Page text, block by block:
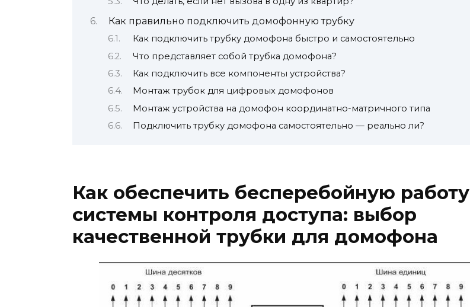
Как правильно подключить домофонную трубку
Как подключить трубку домофона быстро и самостоятельно
Что представляет собой трубка домофона?
Как подключить все компоненты устройства?
Монтаж трубок для цифровых домофонов
Монтаж устройства на домофон координатно-матричного типа
Подключить трубку домофона самостоятельно — реально ли?
Как обеспечить бесперебойную работу
системы контроля доступа: выбор
качественной трубки для домофона